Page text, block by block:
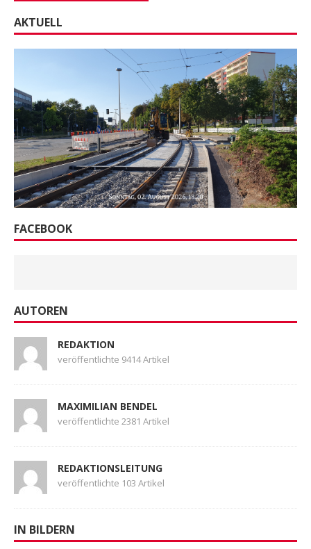
AKTUELL
FACEBOOK
AUTOREN
REDAKTION
veröffentlichte 9414 Artikel
MAXIMILIAN BENDEL
veröffentlichte 2381 Artikel
REDAKTIONSLEITUNG
veröffentlichte 103 Artikel
IN BILDERN